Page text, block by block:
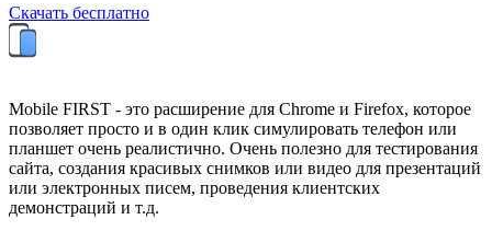
Скачать бесплатно
Mobile FIRST - это расширение для Chrome и Firefox, которое
позволяет просто и в один клик симулировать телефон или
планшет очень реалистично. Очень полезно для тестирования
сайта, создания красивых снимков или видео для презентаций
или электронных писем, проведения клиентских
демонстраций и т.д.